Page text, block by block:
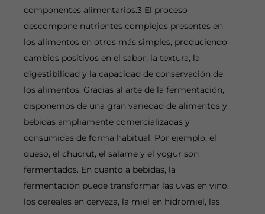
componentes alimentarios.3 El proceso
descompone nutrientes complejos presentes en
los alimentos en otros más simples, produciendo
cambios positivos en el sabor, la textura, la
digestibilidad y la capacidad de conservación de
los alimentos. Gracias al arte de la fermentación,
disponemos de una gran variedad de alimentos y
bebidas ampliamente comercializadas y
consumidas de forma habitual. Por ejemplo, el
queso, el chucrut, el salame y el yogur son
fermentados. En cuanto a bebidas, la
fermentación puede transformar las uvas en vino,
los cereales en cerveza, la miel en hidromiel, las